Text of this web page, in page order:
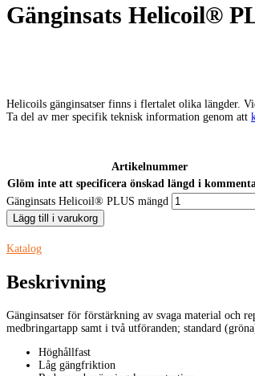
Gänginsats Helicoil®
Helicoils gänginsatser finns i flertalet olika längder.
Ta del av mer specifik teknisk information genom att
Artikelnummer
Glöm inte att specificera önskad längd i
Gänginsats Helicoil® PLUS mängd
Lägg till i varukorg
Katalog
Beskrivning
Gänginsatser för förstärkning av svaga material och
medbringartapp samt i två utföranden; standard
Höghållfast
Låg gängfriktion